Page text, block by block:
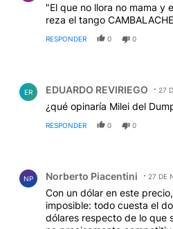
"El que no llora no mama y
reza el tango
RESPONDER 0 0
ER EDUARDO REVIRIEGO 27
¿qué opinaría Milei del
RESPONDER 0 0
NP Norberto Piacentini 27 DE
Con un dólar en este
imposible: todo cuesta el
dólares respecto de lo que